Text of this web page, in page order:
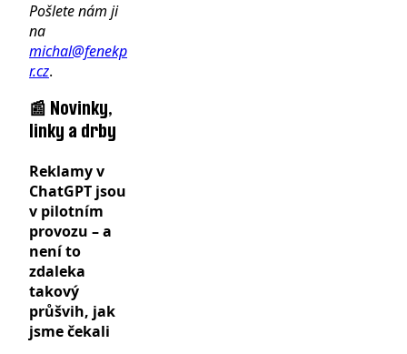
Pošlete nám ji
na
michal@fenekp
r.cz.
📰 Novinky,
linky a drby
Reklamy v
ChatGPT jsou
v pilotním
provozu – a
není to
zdaleka
takový
průšvih, jak
jsme čekali